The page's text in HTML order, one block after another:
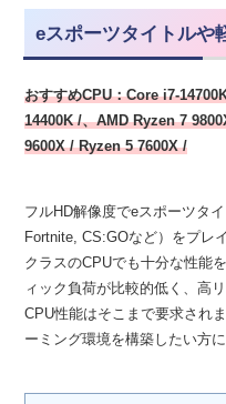
eスポーツタイトルや
おすすめCPU：Core i7-
14400K /、AMD Ryzen 7
9600X / Ryzen 5 7600X /
フルHD解像度でeスポーツタ
Fortnite, CS:GOなど）をプレ
クラスのCPUでも十分な性能
ィック負荷が比較的低く、高
CPU性能はそこまで要求され
ーミング環境を構築したい方に